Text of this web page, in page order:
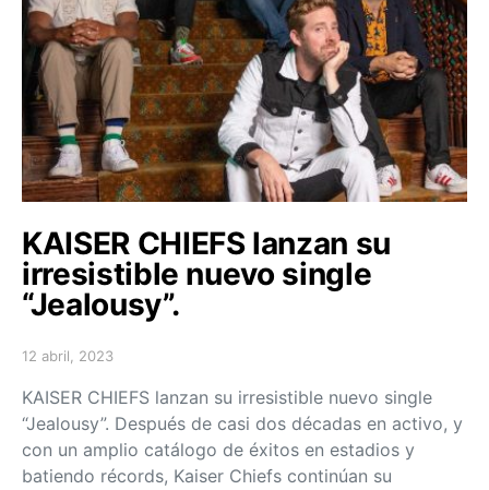
KAISER CHIEFS lanzan su
irresistible nuevo single
“Jealousy”.
Posted on
12 abril, 2023
KAISER CHIEFS lanzan su irresistible nuevo single
“Jealousy”. Después de casi dos décadas en activo, y
con un amplio catálogo de éxitos en estadios y
batiendo récords, Kaiser Chiefs continúan su